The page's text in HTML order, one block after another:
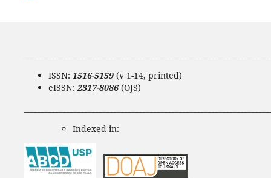
ISSN: 1516-5159 (v 1-14, printed)
eISSN: 2317-8086 (OJS)
Indexed in: